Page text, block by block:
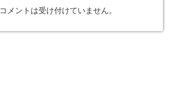
コメントは受け付けていません。